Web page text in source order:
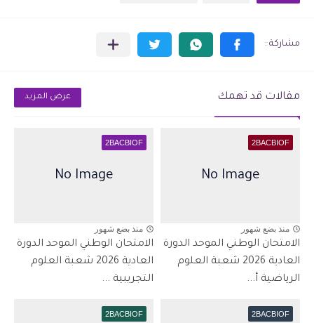
مقالات قد تهمك عرض المزيد
2BACBIOF
منذ بضع شهور
الامتحان الوطني الموحد الدورة
العادية 2026 شعبة العلوم
الرياضية أ...
2BACBIOF
منذ بضع شهور
الامتحان الوطني الموحد الدورة
العادية 2026 شعبة العلوم
التجريبية ...
2BACBIOF
2BACBIOF